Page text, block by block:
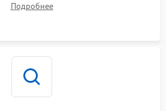
Подробнее